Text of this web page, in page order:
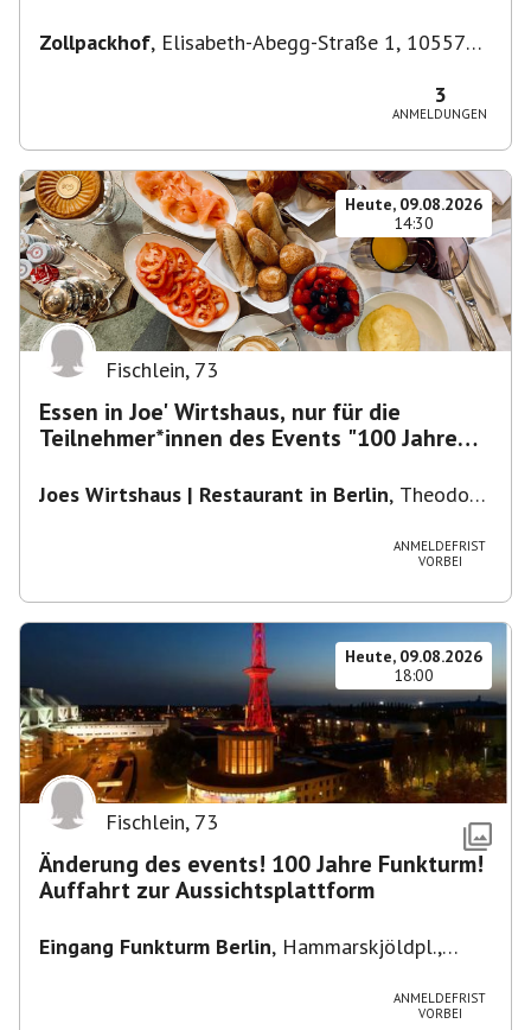
Zollpackhof, Elisabeth-Abegg-Straße 1, 10557
3
ANMELDUNGEN
Heute, 09.08.2026
14:30
Fischlein, 73
Essen in Joe' Wirtshaus, nur für die
Teilnehmer*innen des Events "100 Jahre
Joes Wirtshaus | Restaurant in Berlin, Theodor-
ANMELDEFRIST
VORBEI
Heute, 09.08.2026
18:00
Fischlein, 73
Änderung des events! 100 Jahre Funkturm!
Auffahrt zur Aussichtsplattform
Eingang Funkturm Berlin, Hammarskjöldpl.,
ANMELDEFRIST
VORBEI